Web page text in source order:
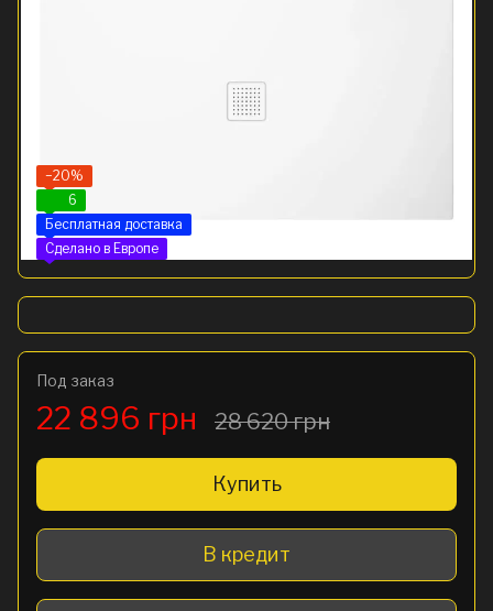
−20%
6
Бесплатная доставка
Сделано в Европе
Под заказ
22 896 грн 28 620 грн
Купить
В кредит